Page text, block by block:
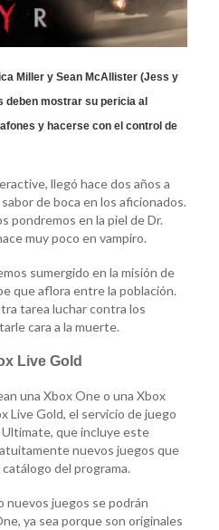
Miller y Sean McAllister (Jess y
deben mostrar su pericia al
y hacerse con el control de
llegó hace dos años a
de boca en los aficionados.
pondremos en la piel de Dr.
muy poco en vampiro.
sumergido en la misión de
que aflora entre la población.
tarea luchar contra los
cara a la muerte.
Live Gold
una Xbox One o una Xbox
Live Gold, el servicio de juego
Ultimate, que incluye este
nuevos juegos que
del programa.
nuevos juegos se podrán
ya sea porque son originales